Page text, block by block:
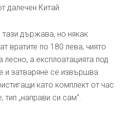
далечен Китай.
държава, но някак
вратите по 180 лева, чиято
а експлоатацията под
и затваряне се извършва
като комплект от час
„направи си сам“.